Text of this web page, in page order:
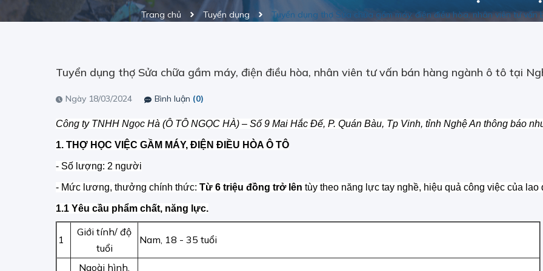
Trang chủ Tuyển dụng Tuyển dụng thợ Sửa chữa gầm máy, điện điều hòa, nhân viên tư
Tuyển dụng thợ Sửa chữa gầm máy, điện điều hòa, nhân viên tư vấn bán hàng ngành ô tô tại
Ngày 18/03/2024 Bình luận (0)
Công ty TNHH Ngọc Hà (Ô TÔ NGỌC HÀ) – Số 9 Mai Hắc Đế, P. Quán Bàu, Tp Vinh, tỉnh Nghệ An thông báo
1. THỢ HỌC VIỆC GẦM MÁY, ĐIỆN ĐIỀU HÒA Ô TÔ
- Số lượng: 2 người
- Mức lương, thưởng chính thức: Từ 6 triệu đồng trở lên tùy theo năng lực tay nghề, hiệu quả công việc của
1.1 Yêu cầu phẩm chất, năng lực.
1
Giới tính/ độ
tuổi
Nam, 18 - 35 tuổi
Ngoài hình,